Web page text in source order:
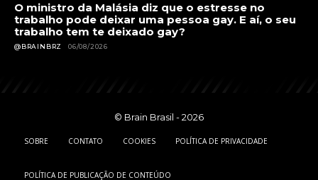
O ministro da Malásia diz que o estresse no
trabalho pode deixar uma pessoa gay. E aí, o seu
trabalho tem te deixado gay?
@BRAINBRZ 06/08/2026
© Brain Brasil - 2026
SOBRE CONTATO COOKIES POLÍTICA DE PRIVACIDADE
POLÍTICA DE PUBLICAÇÃO DE CONTEÚDO